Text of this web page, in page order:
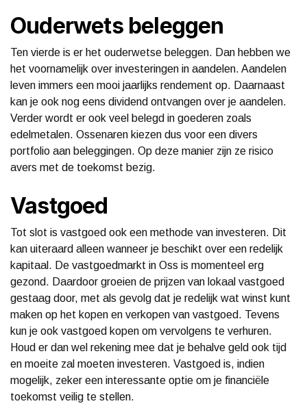
Ouderwets beleggen
Ten vierde is er het ouderwetse beleggen. Dan hebben we
het voornamelijk over investeringen in aandelen. Aandelen
leven immers een mooi jaarlijks rendement op. Daarnaast
kan je ook nog eens dividend ontvangen over je aandelen.
Verder wordt er ook veel belegd in goederen zoals
edelmetalen. Ossenaren kiezen dus voor een divers
portfolio aan beleggingen. Op deze manier zijn ze risico
avers met de toekomst bezig.
Vastgoed
Tot slot is vastgoed ook een methode van investeren. Dit
kan uiteraard alleen wanneer je beschikt over een redelijk
kapitaal. De vastgoedmarkt in Oss is momenteel erg
gezond. Daardoor groeien de prijzen van lokaal vastgoed
gestaag door, met als gevolg dat je redelijk wat winst kunt
maken op het kopen en verkopen van vastgoed. Tevens
kun je ook vastgoed kopen om vervolgens te verhuren.
Houd er dan wel rekening mee dat je behalve geld ook tijd
en moeite zal moeten investeren. Vastgoed is, indien
mogelijk, zeker een interessante optie om je financiële
toekomst veilig te stellen.